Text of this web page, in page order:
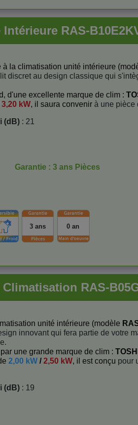
RAS-
à la climatisation unité intérieure
discret au design classique qui
d'une excellente marque de clim :
3,20 kW, il saura convenir à une pièce
(dB) : 21
Garantie : 3 ans Pièces
3 ans 0 an
RAS-
unité intérieure (modèle
innovant qui fera partie de votre
une grande marque de clim :
2,00 kW /2,50 kW, il est conçu pour
(dB) : 19